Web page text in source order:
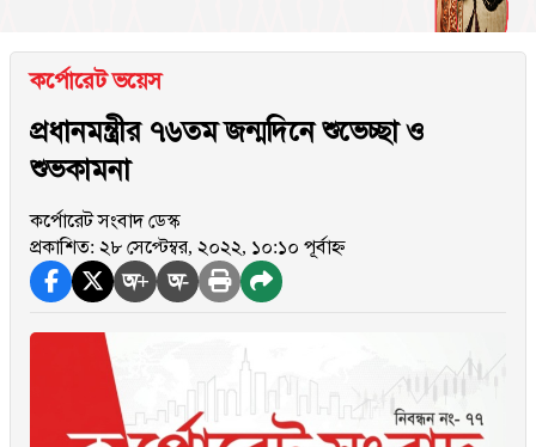
কর্পোরেট ভয়েস
প্রধানমন্ত্রীর ৭৬তম জন্মদিনে শুভেচ্ছা ও
শুভকামনা
কর্পোরেট সংবাদ ডেস্ক
প্রকাশিত: ২৮ সেপ্টেম্বর, ২০২২, ১০:১০ পূর্বাহ্ন
অ+ অ-